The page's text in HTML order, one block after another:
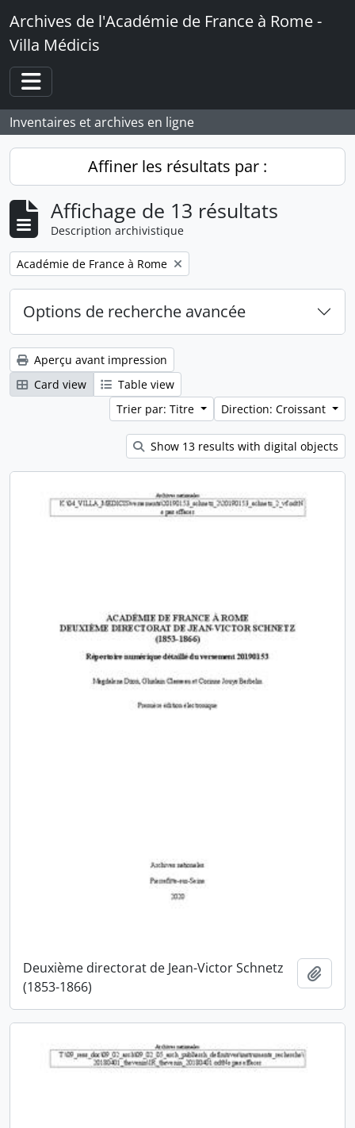
Skip to main content
Archives de l'Académie de France à Rome -
Villa Médicis
Toggle navigation
Inventaires et archives en ligne
Affiner les résultats par :
Affichage de 13 résultats
Description archivistique
Remove filter:
Académie de France à Rome
Options de recherche avancée
Aperçu avant impression
Card view
Table view
Trier par: Titre
Direction: Croissant
Show 13 results with digital objects
Deuxième directorat de Jean-Victor Schnetz
(1853-1866)